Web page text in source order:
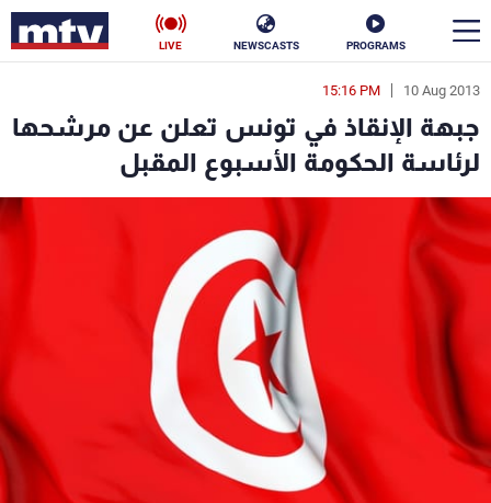
PROGRAMS
NEWSCASTS
LIVE
10 Aug 2013
15:16 PM
جبهة الإنقاذ في تونس تعلن عن مرشحها
لرئاسة الحكومة الأسبوع المقبل
en
الأخبار
سياسة ناس
إقتصاد فن
رياضة
كأس العالم
البرامج